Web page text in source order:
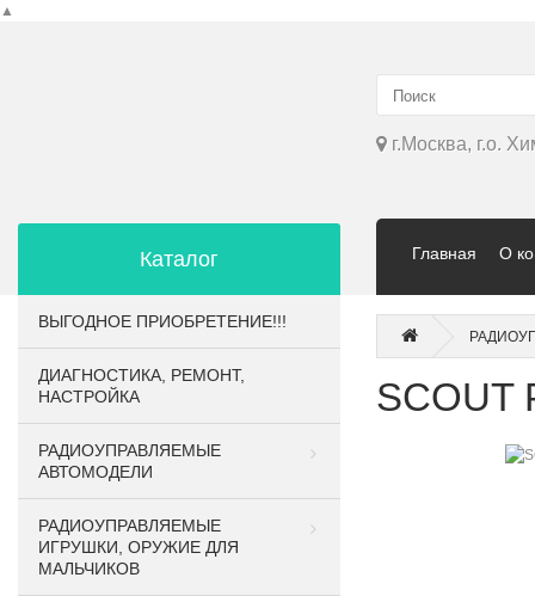
▲
г.Москва, г.о.
Главная О
Каталог
ВЫГОДНОЕ ПРИОБРЕТЕНИЕ!!!
ДИАГНОСТИКА, РЕМОНТ,
НАСТРОЙКА
РАДИОУПРАВЛЯЕМЫЕ
АВТОМОДЕЛИ
РАДИОУПРАВЛЯЕМЫЕ
ИГРУШКИ, ОРУЖИЕ ДЛЯ
МАЛЬЧИКОВ
SCOUT